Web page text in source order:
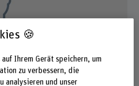
KuR / Leitung GuS
🍪
Ihrem Gerät speichern, um
zu verbessern, die
analysieren und unser